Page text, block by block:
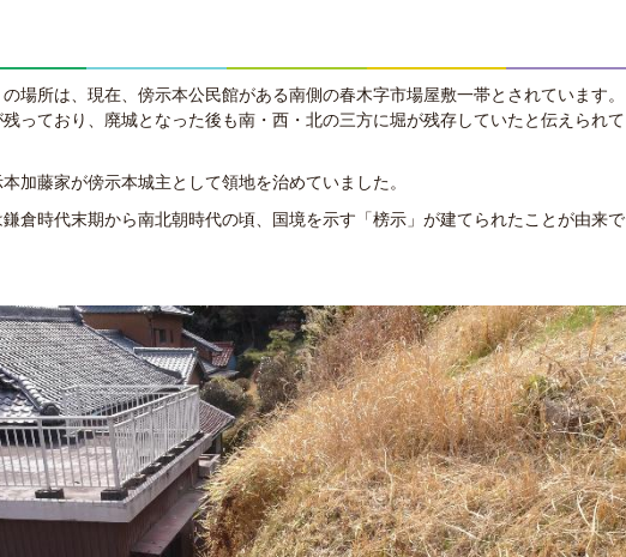
の場所は、現在、傍示本公民館がある南側の春木字市場屋敷一帯とされています。
っており、廃城となった後も南・西・北の三方に堀が残存していたと伝えられて
加藤家が傍示本城主として領地を治めていました。
鎌倉時代末期から南北朝時代の頃、国境を示す「榜示」が建てられたことが由来で